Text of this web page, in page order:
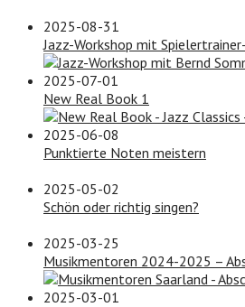
2025-08-31
Jazz-Workshop mit
2025-07-01
New Real Book 1
2025-06-08
Punktierte Noten meistern
2025-05-02
Schön oder richtig singen?
2025-03-25
Musikmentoren 2024-2025 –
2025-03-01